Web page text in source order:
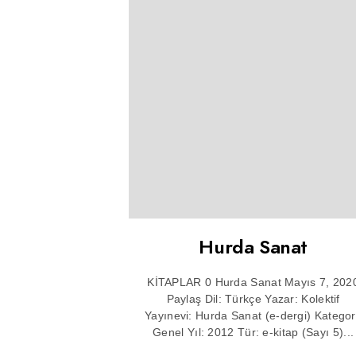
Hurda Sanat
KİTAPLAR 0 Hurda Sanat Mayıs 7,
Paylaş Dil: Türkçe Yazar: Kolektif
Yayınevi: Hurda Sanat (e-dergi)
Genel Yıl: 2012 Tür: e-kitap (Sayı 5)...